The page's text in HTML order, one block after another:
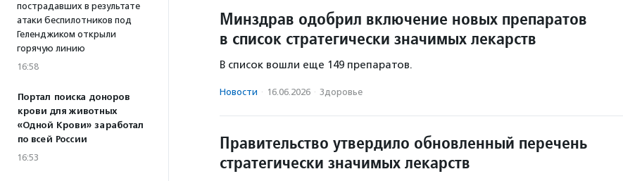
пострадавших в результате
атаки беспилотников под
Геленджиком открыли
горячую линию
16:58
Портал поиска доноров
крови для животных
«Одной Крови» заработал
по всей России
16:53
Минздрав одобрил включение новых препаратов
в список стратегически значимых лекарств
В список вошли еще 149 препаратов.
Новости · 16.06.2026 · Здоровье
Правительство утвердило обновленный перечень
стратегически значимых лекарств